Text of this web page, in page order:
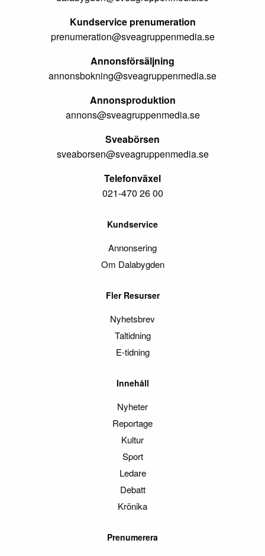
Kundservice prenumeration
prenumeration@sveagruppenmedia.se
Annonsförsäljning
annonsbokning@sveagruppenmedia.se
Annonsproduktion
annons@sveagruppenmedia.se
Sveabörsen
sveaborsen@sveagruppenmedia.se
Telefonväxel
021-470 26 00
Kundservice
Annonsering
Om Dalabygden
Fler Resurser
Nyhetsbrev
Taltidning
E-tidning
Innehåll
Nyheter
Reportage
Kultur
Sport
Ledare
Debatt
Krönika
Prenumerera